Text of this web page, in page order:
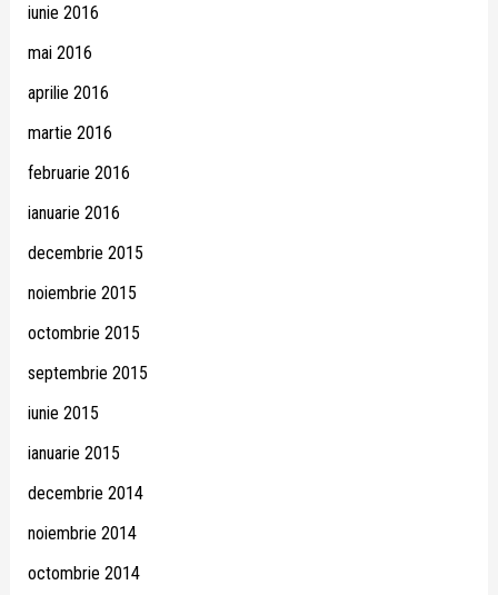
iunie 2016
mai 2016
aprilie 2016
martie 2016
februarie 2016
ianuarie 2016
decembrie 2015
noiembrie 2015
octombrie 2015
septembrie 2015
iunie 2015
ianuarie 2015
decembrie 2014
noiembrie 2014
octombrie 2014